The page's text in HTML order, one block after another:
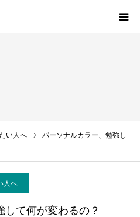
い人へ
パーソナルカラー、勉強し
人へ
て何が変わるの？